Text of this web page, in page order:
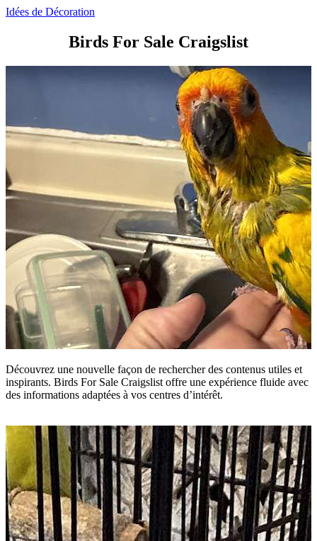
Idées de Décoration
Birds For Sale Craigslist
Découvrez une nouvelle façon de rechercher des contenus utiles et
inspirants. Birds For Sale Craigslist offre une expérience fluide avec
des informations adaptées à vos centres d’intérêt.